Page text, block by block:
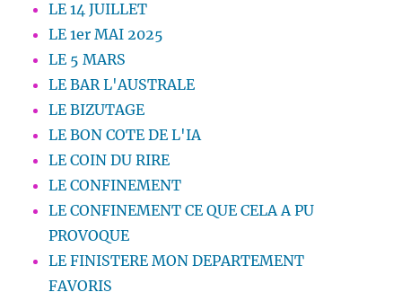
LE 14 JUILLET
LE 1er MAI 2025
LE 5 MARS
LE BAR L'AUSTRALE
LE BIZUTAGE
LE BON COTE DE L'IA
LE COIN DU RIRE
LE CONFINEMENT
LE CONFINEMENT CE QUE CELA A PU
PROVOQUE
LE FINISTERE MON DEPARTEMENT
FAVORIS